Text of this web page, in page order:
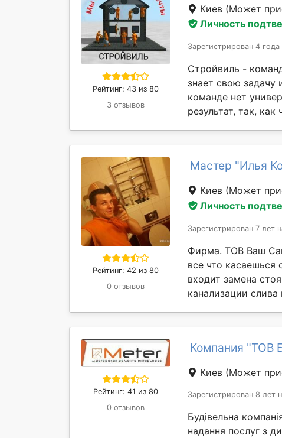
Рейтинг: 43 из 80
3 отзывов
Киев (Может
Личность
Зарегистрирован 4 года
Стройвиль -
знает свою задачу
команде нет
результат, так, как
Рейтинг: 42 из 80
0 отзывов
Мастер "Илья
Киев (Может
Личность
Зарегистрирован 7 лет
Фирма. ТОВ Ваш
все что касаешься
входит замена
канализации
Рейтинг: 41 из 80
0 отзывов
Компания "ТОВ
Киев (Может
Зарегистрирован 8 лет
Будівельна
надання послуг з